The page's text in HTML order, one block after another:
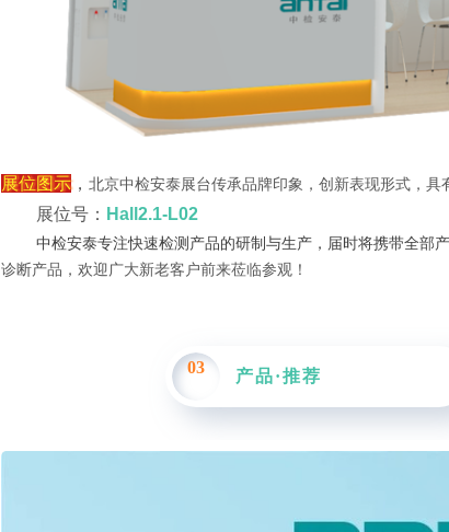
展位图示， 北京中检安泰展台传承品牌印象，创新表现形式，
展位号： Hall2.1-L02
中检安泰专注快速检测产品的研制与生产，届时将携带全部
诊断产品，欢迎广大新老客户前来莅临参观！
03 产品·推荐